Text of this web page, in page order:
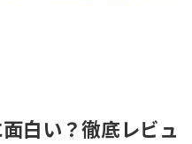
白い？徹底レビュ